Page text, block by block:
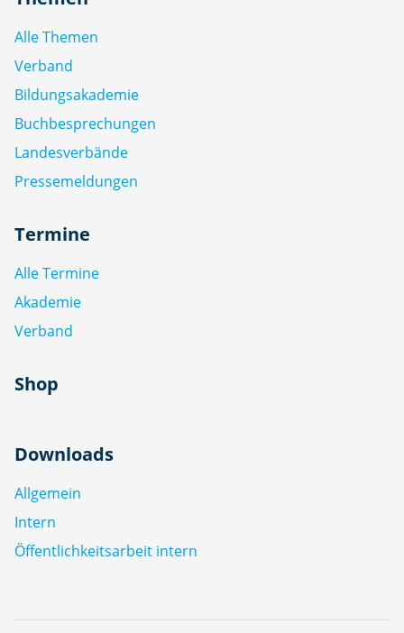
Alle Themen
Verband
Bildungsakademie
Buchbesprechungen
Landesverbände
Pressemeldungen
Termine
Alle Termine
Akademie
Verband
Shop
Downloads
Allgemein
Intern
Öffentlichkeitsarbeit intern